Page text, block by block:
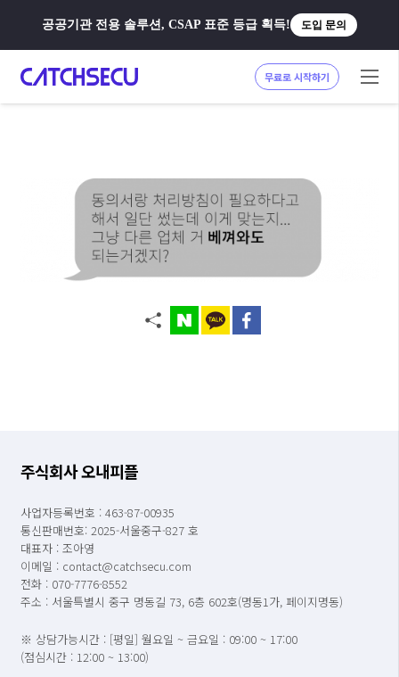
공공기관 전용 솔루션, CSAP 표준 등급 획득! 도입 문의
무료로 시작하기
주식회사 오내피플
사업자등록번호 : 463-87-00935
통신판매번호: 2025-서울중구-827 호
대표자 : 조아영
이메일 : contact@catchsecu.com
전화 : 070-7776-8552
주소 : 서울특별시 중구 명동길 73, 6층 602호(명동1가, 페이지명동)
※ 상담가능시간 : [평일] 월요일 ~ 금요일 : 09:00 ~ 17:00
(점심시간 : 12:00 ~ 13:00)